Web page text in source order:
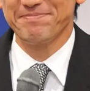
またくや）
らとしひろ）
まりゅうへい）
まさひろ）
らしょうご）